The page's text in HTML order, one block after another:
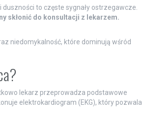
to częste sygnały ostrzegawcze.
skłonić do konsultacji z lekarzem.
niedomykalność, które dominują wśród
lekarz przeprowadza podstawowe
elektrokardiogram (EKG), który pozwala